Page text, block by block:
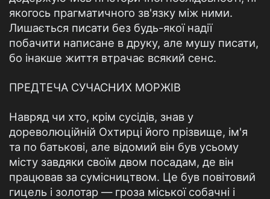
якогось прагматичного зв'язку між ними.
Лишається писати без будь-якої надії
побачити написане в друку, але мушу писати,
бо інакше життя втрачає всякий сенс.
ПРЕДТЕЧА СУЧАСНИХ МОРЖІВ
Навряд чи хто, крім сусідів, знав у
дореволюційній Охтирці його прізвище, ім'я
та по батькові, але відомий він був усьому
місту завдяки своїм двом посадам, де він
працював за сумісництвом. Це був повітовий
гицель і золотар — гроза міської собачні і